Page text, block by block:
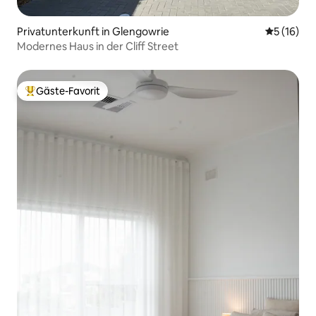
Privatunterkunft in Glengowrie
5 (16)
Modernes Haus in der Cliff Street
Beliebter Gäste-Favorit.
Gäste-Favorit